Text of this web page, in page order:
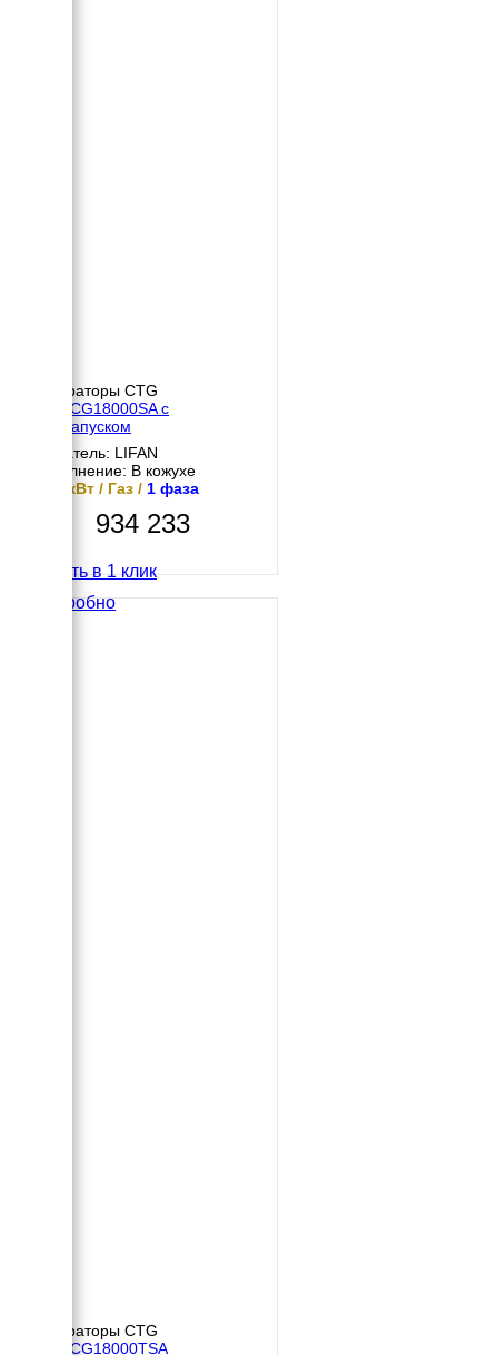
Генераторы CTG
CTG CG18000SA с
автозапуском
Двигатель: LIFAN
Исполнение: В кожухе
14.5 кВт / Газ / 1 фаза
934 233
Купить в 1 клик
Подробно
Генераторы CTG
CTG CG18000TSA